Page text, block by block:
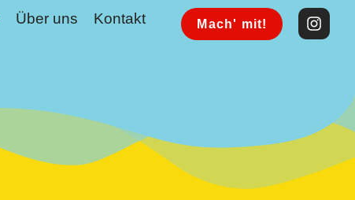
Über uns Kontakt Mach' mit!